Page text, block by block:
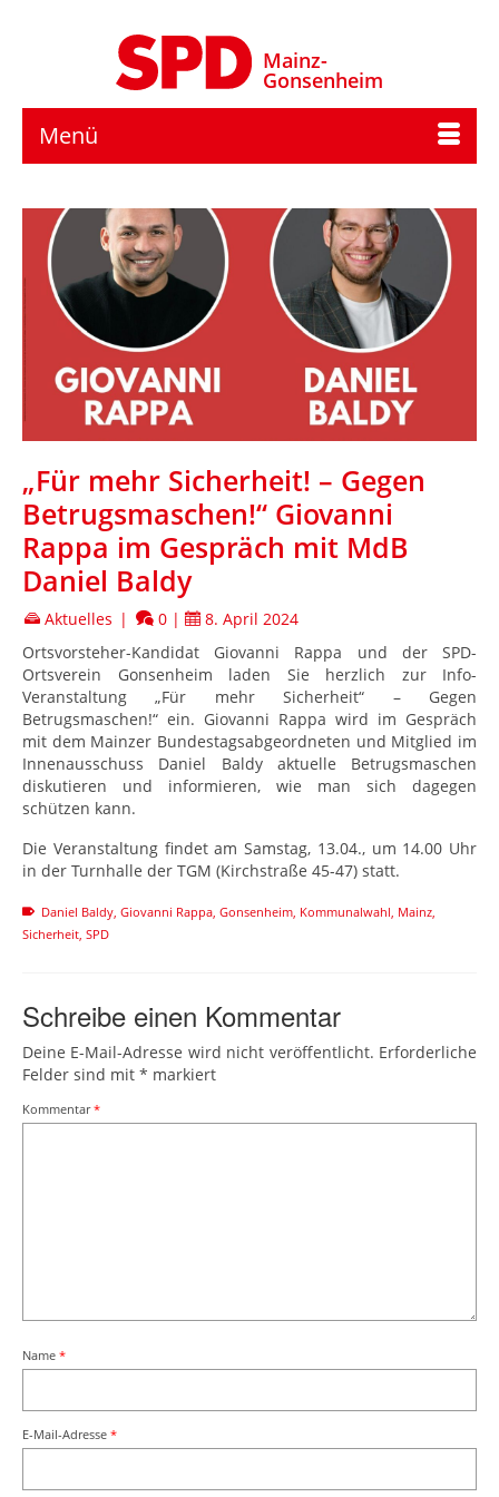
Mainz-
Gonsenheim
Menü
„Für mehr Sicherheit! – Gegen
Betrugsmaschen!“ Giovanni
Rappa im Gespräch mit MdB
Daniel Baldy
Aktuelles | 0 |
8. April 2024
Ortsvorsteher-Kandidat Giovanni Rappa und der SPD-
Ortsverein Gonsenheim laden Sie herzlich zur Info-
Veranstaltung „Für mehr Sicherheit“ – Gegen
Betrugsmaschen!“ ein. Giovanni Rappa wird im Gespräch
mit dem Mainzer Bundestagsabgeordneten und Mitglied im
Innenausschuss Daniel Baldy aktuelle Betrugsmaschen
diskutieren und informieren, wie man sich dagegen
schützen kann.
Die Veranstaltung findet am Samstag, 13.04., um 14.00 Uhr
in der Turnhalle der TGM (Kirchstraße 45-47) statt.
Daniel Baldy, Giovanni Rappa, Gonsenheim, Kommunalwahl, Mainz,
Sicherheit, SPD
Schreibe einen Kommentar
Deine E-Mail-Adresse wird nicht veröffentlicht. Erforderliche
Felder sind mit * markiert
Kommentar*
Name *
E-Mail-Adresse *